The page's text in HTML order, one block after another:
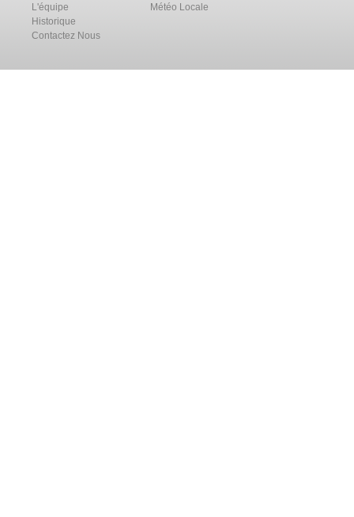
L'équipe
Historique
Contactez Nous
Météo Locale